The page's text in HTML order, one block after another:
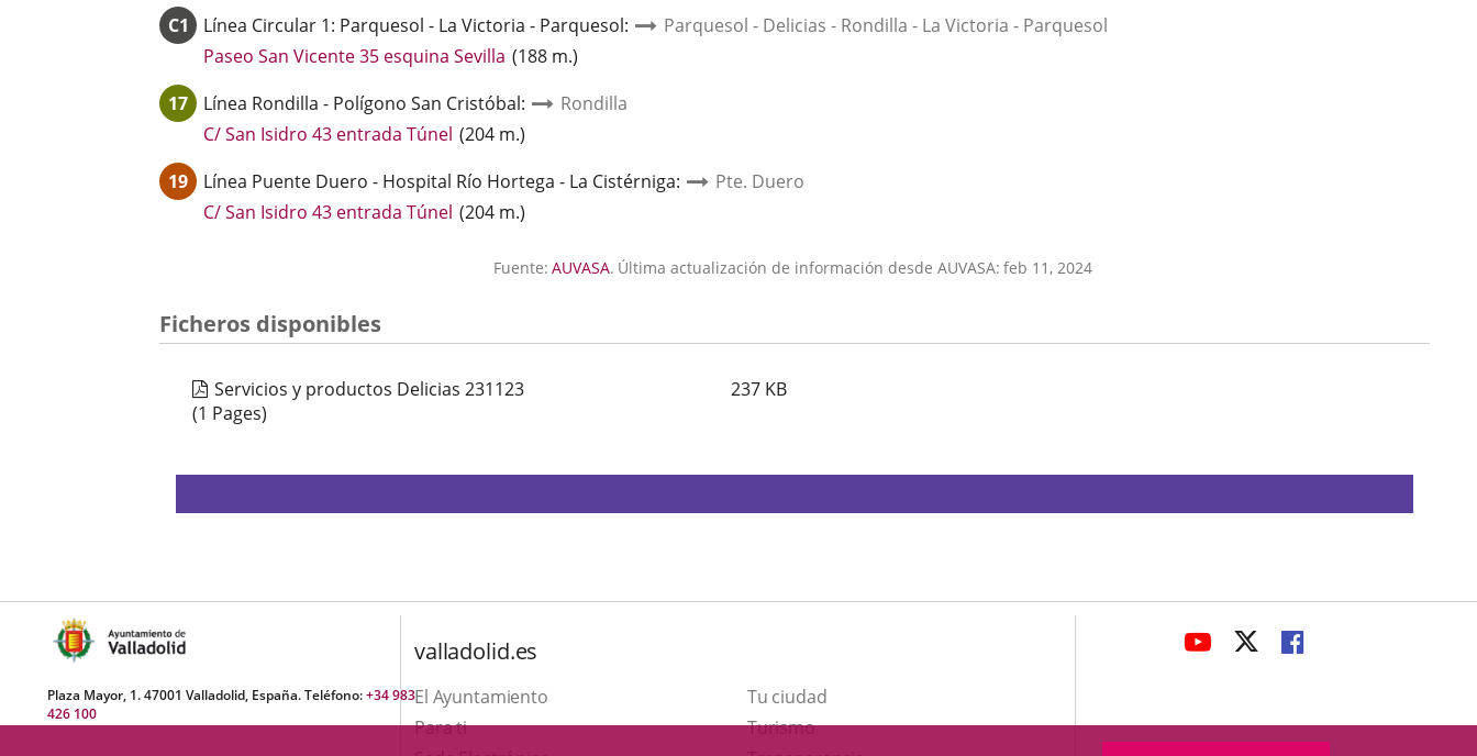
una
aplicación
externa.
C1
Línea Circular 1: Parquesol - La Victoria - Parquesol:
Parquesol - Delicias - Rondilla - La Victoria - Parquesol
Paseo San Vicente 35 esquina Sevilla Enlace
una
aplicación
externa.
(188 m.)
17
Línea Rondilla - Polígono San Cristóbal:
Rondilla
C/ San Isidro 43 entrada Túnel Enlace
una
aplicación
externa.
(204 m.)
19
Línea Puente Duero - Hospital Río Hortega - La Cistérniga:
Pte. Duero
C/ San Isidro 43 entrada Túnel Enlace
(204 m.)
Fuente: AUVASA. Última actualización de información desde AUVASA: feb 11, 2024
Ficheros disponibles
Servicios y productos Delicias 231123 237 KB
(1 Pages)
Plaza Mayor, 1. 47001 Valladolid, España. Teléfono:+34 983
426 100
valladolid.es
El Ayuntamiento
Tu ciudad
Para ti
TurismoEste
ENLACE
APLICACIÓN
ENLACE
APLICACIÓN
ENLACE
APLICACIÓN